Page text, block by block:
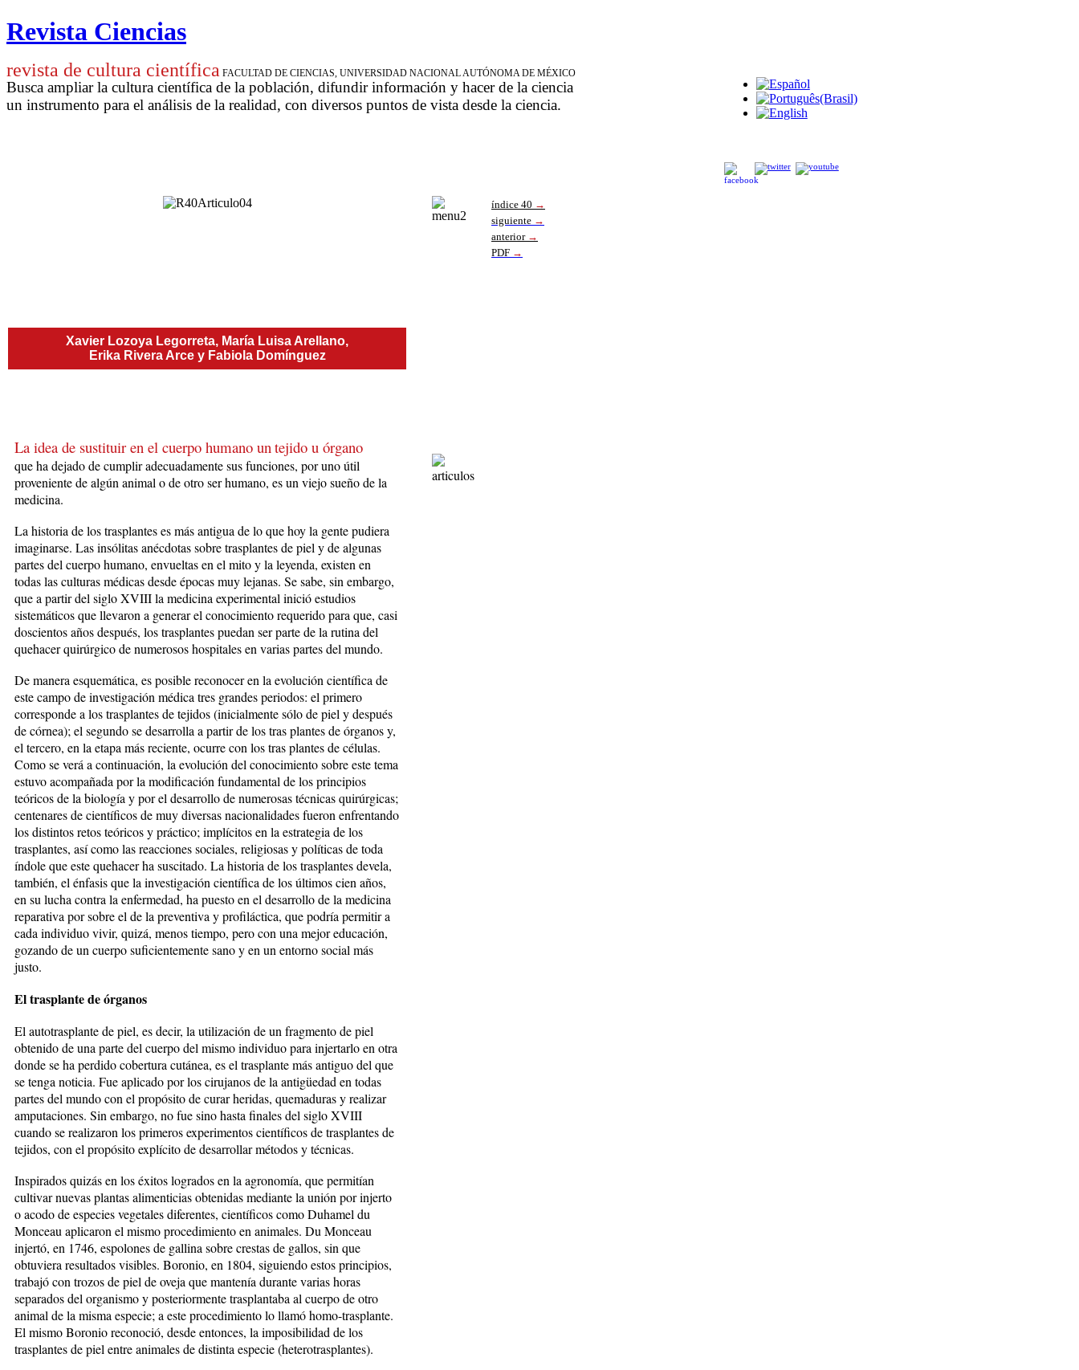
Revista Ciencias
revista de cultura científica FACULTAD DE CIENCIAS, UNIVERSIDAD NACIONAL AUTÓNOMA DE MÉXICO
Busca ampliar la cultura científica de la población, difundir información y hacer de la ciencia
un instrumento para el análisis de la realidad, con diversos puntos de vista desde la ciencia.
índice 40 →
siguiente →
anterior →
PDF →
Xavier Lozoya Legorreta, María Luisa Arellano,
Erika Rivera Arce y Fabiola Domínguez
La idea de sustituir en el cuerpo humano un tejido u órgano
que ha dejado de cumplir adecuadamente sus funciones, por uno útil
proveniente de algún animal o de otro ser humano, es un viejo sueño de la
medicina.
La historia de los trasplantes es más antigua de lo que hoy la gente pudiera
imaginarse. Las insólitas anécdotas sobre trasplantes de piel y de algunas
partes del cuerpo humano, envueltas en el mito y la leyenda, existen en
todas las culturas médicas desde épocas muy lejanas. Se sabe, sin embargo,
que a partir del siglo XVIII la medicina experimental inició estudios
sistemáticos que llevaron a generar el conocimiento requerido para que, casi
doscientos años después, los trasplantes puedan ser parte de la rutina del
quehacer quirúrgico de numerosos hospitales en varias partes del mundo.
De manera esquemática, es posible reconocer en la evolución científica de
este campo de investigación médica tres grandes periodos: el primero
corresponde a los trasplantes de tejidos (inicialmente sólo de piel y después
de córnea); el segundo se desarrolla a partir de los tras plantes de órganos y,
el tercero, en la etapa más reciente, ocurre con los tras plantes de células.
Como se verá a continuación, la evolución del conocimiento sobre este tema
estuvo acompañada por la modificación fundamental de los principios
teóricos de la biología y por el desarrollo de numerosas técnicas quirúrgicas;
centenares de científicos de muy diversas nacionalidades fueron enfrentando
los distintos retos teóricos y práctico; implícitos en la estrategia de los
trasplantes, así como las reacciones sociales, religiosas y políticas de toda
índole que este quehacer ha suscitado. La historia de los trasplantes devela,
también, el énfasis que la investigación científica de los últimos cien años,
en su lucha contra la enfermedad, ha puesto en el desarrollo de la medicina
reparativa por sobre el de la preventiva y profiláctica, que podría permitir a
cada individuo vivir, quizá, menos tiempo, pero con una mejor educación,
gozando de un cuerpo suficientemente sano y en un entorno social más
justo.
El trasplante de órganos
El autotrasplante de piel, es decir, la utilización de un fragmento de piel
obtenido de una parte del cuerpo del mismo individuo para injertarlo en otra
donde se ha perdido cobertura cutánea, es el trasplante más antiguo del que
se tenga noticia. Fue aplicado por los cirujanos de la antigüedad en todas
partes del mundo con el propósito de curar heridas, quemaduras y realizar
amputaciones. Sin embargo, no fue sino hasta finales del siglo XVIII
cuando se realizaron los primeros experimentos científicos de trasplantes de
tejidos, con el propósito explícito de desarrollar métodos y técnicas.
Inspirados quizás en los éxitos logrados en la agronomía, que permitían
cultivar nuevas plantas alimenticias obtenidas mediante la unión por injerto
o acodo de especies vegetales diferentes, científicos como Duhamel du
Monceau aplicaron el mismo procedimiento en animales. Du Monceau
injertó, en 1746, espolones de gallina sobre crestas de gallos, sin que
obtuviera resultados visibles. Boronio, en 1804, siguiendo estos principios,
trabajó con trozos de piel de oveja que mantenía durante varias horas
separados del organismo y posteriormente trasplantaba al cuerpo de otro
animal de la misma especie; a este procedimiento lo llamó homo-trasplante.
El mismo Boronio reconoció, desde entonces, la imposibilidad de los
trasplantes de piel entre animales de distinta especie (heterotrasplantes).